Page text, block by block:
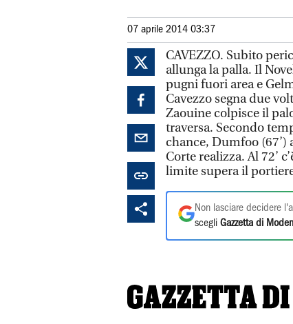
07 aprile 2014 03:37
CAVEZZO. Subito
allunga la palla. Il
pugni fuori area e
Cavezzo segna due
Zaouine colpisce il
traversa. Secondo
chance, Dumfoo
Corte realizza. Al 72’
limite supera il
Non lasciare decidere
scegli Gazzetta di